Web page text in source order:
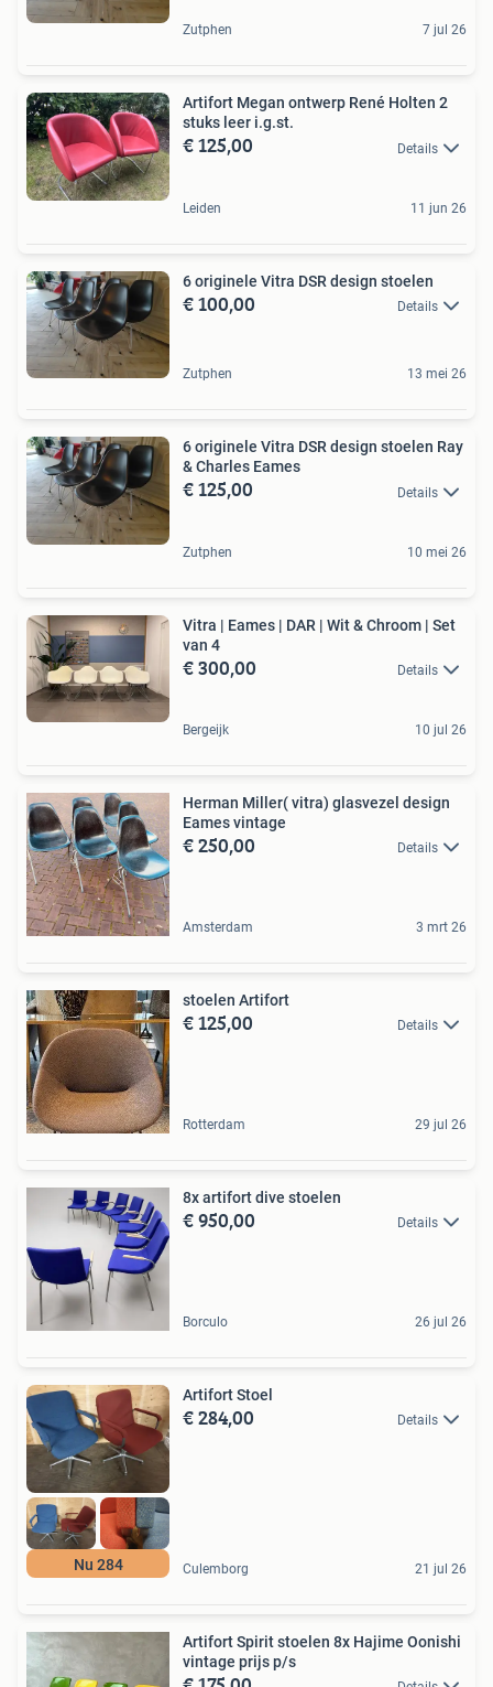
Zutphen 7 jul 26
Artifort Megan ontwerp René Holten 2
stuks leer i.g.st.
€ 125,00 Details
Leiden 11 jun 26
6 originele Vitra DSR design stoelen
€ 100,00 Details
Zutphen 13 mei 26
6 originele Vitra DSR design stoelen Ray
& Charles Eames
€ 125,00 Details
Zutphen 10 mei 26
Vitra | Eames | DAR | Wit & Chroom | Set
van 4
€ 300,00 Details
Bergeijk 10 jul 26
Herman Miller( vitra) glasvezel design
Eames vintage
€ 250,00 Details
Amsterdam 3 mrt 26
stoelen Artifort
€ 125,00 Details
Rotterdam 29 jul 26
8x artifort dive stoelen
€ 950,00 Details
Borculo 26 jul 26
Nu 284
Artifort Stoel
€ 284,00 Details
Culemborg 21 jul 26
Artifort Spirit stoelen 8x Hajime Oonishi
vintage prijs p/s